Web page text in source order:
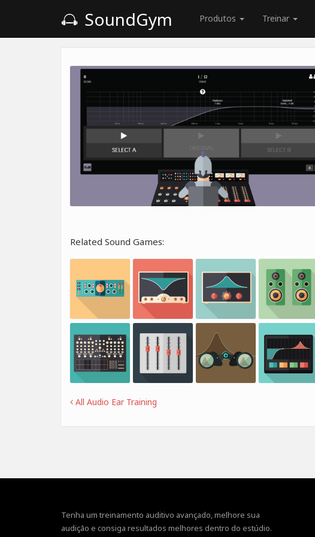
SoundGym Produtos Treinar
Related Sound Games:
All Audio Ear Training
Tenha um treinamento auditivo avançado, melhore sua
audição e consiga resultados melhores dentro do estúdio.